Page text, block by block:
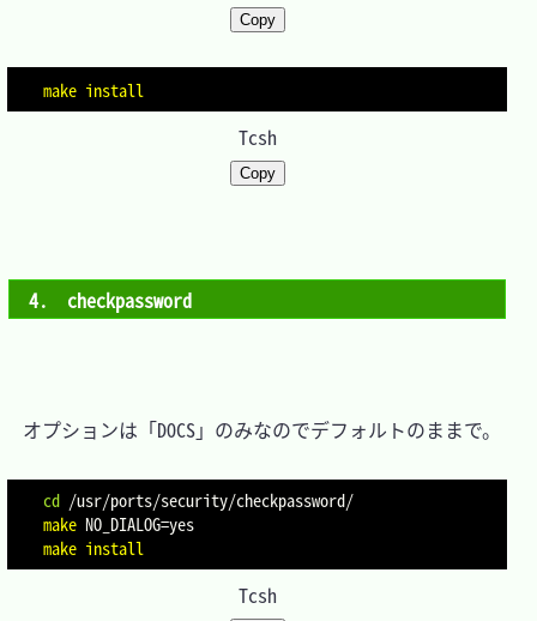
Copy
make install
Tcsh
Copy
4.　checkpassword
オプションは「DOCS」のみなのでデフォルトのままで。
cd
make NO_DIALOG=
make install
Tcsh